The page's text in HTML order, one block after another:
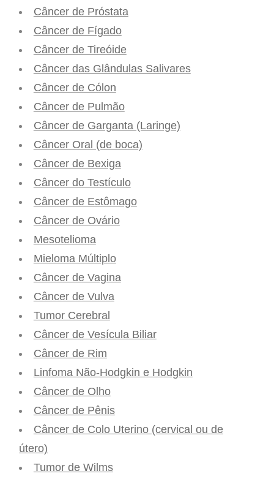
Câncer de Próstata
Câncer de Fígado
Câncer de Tireóide
Câncer das Glândulas Salivares
Câncer de Cólon
Câncer de Pulmão
Câncer de Garganta (Laringe)
Câncer Oral (de boca)
Câncer de Bexiga
Câncer do Testículo
Câncer de Estômago
Câncer de Ovário
Mesotelioma
Mieloma Múltiplo
Câncer de Vagina
Câncer de Vulva
Tumor Cerebral
Câncer de Vesícula Biliar
Câncer de Rim
Linfoma Não-Hodgkin e Hodgkin
Câncer de Olho
Câncer de Pênis
Câncer de Colo Uterino (cervical ou de
útero)
Tumor de Wilms